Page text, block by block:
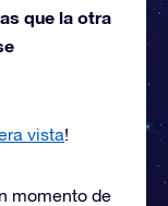
que la otra
vista!
momento de